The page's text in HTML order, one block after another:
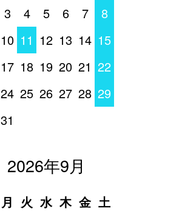
3 4 5 6 7
8
10 11 12 13 14 15
17 18 19 20 21 22
24 25 26 27 28 29
31
2026年9月
月 火 水 木 金 土